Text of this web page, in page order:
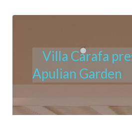
Villa Carafa
Apulian Garden